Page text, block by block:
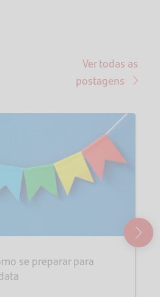
Ver todas as
postagens
se preparar para